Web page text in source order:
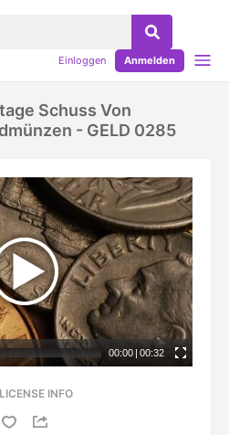
Einloggen Anmelden
Schuss Von
- GELD 0285
00:00 | 00:32
LICENSE INFO